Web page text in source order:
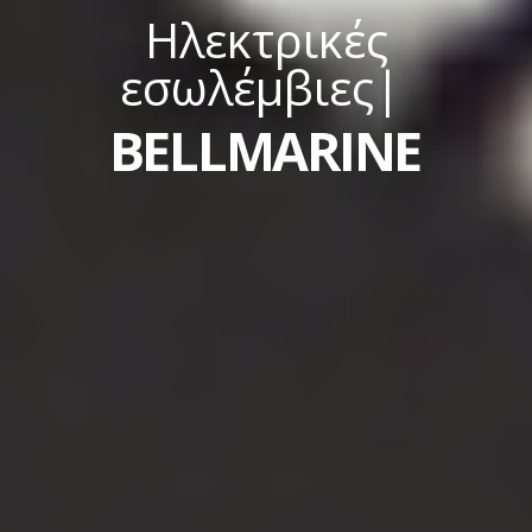
Ηλεκτρικές
εσωλέμβιες|
BELLMARINE